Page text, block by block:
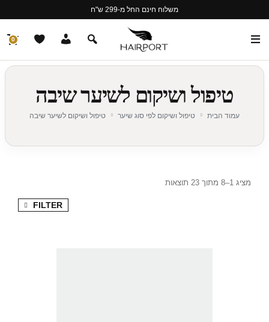
משלוח חינם החל מ-299 ש"ח
0
טיפול ושיקום לשיער שיבה
עמוד הבית טיפול ושיקום לפי סוג שיער טיפול ושיקום לשיער שיבה
מציג 1–8 מתוך 23 תוצאות
FILTER